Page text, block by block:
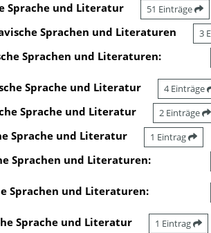
Sprache und Literatur 51 Einträge
Sprachen und Literaturen 3
Sprachen und Literaturen:
Sprache und Literatur 4 Einträge
Sprache und Literatur 2 Einträge
Sprache und Literatur 1 Eintrag
Sprachen und Literaturen:
Sprachen und Literaturen:
Sprache und Literatur 1 Eintrag